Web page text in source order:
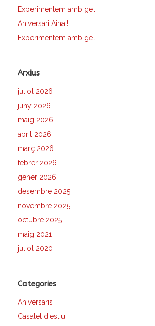
Experimentem amb gel!
Aniversari Aina!!
Experimentem amb gel!
Arxius
juliol 2026
juny 2026
maig 2026
abril 2026
març 2026
febrer 2026
gener 2026
desembre 2025
novembre 2025
octubre 2025
maig 2021
juliol 2020
Categories
Aniversaris
Casalet d'estiu